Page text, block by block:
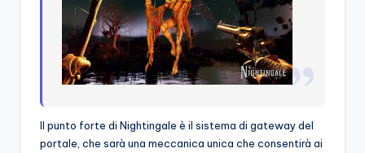
Il punto forte di Nightingale è il sistema di gateway del
portale, che sarà una meccanica unica che consentirà ai